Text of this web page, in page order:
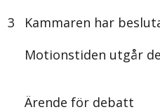
3
Kammaren har
Motionstiden utgår
Ärende för debatt